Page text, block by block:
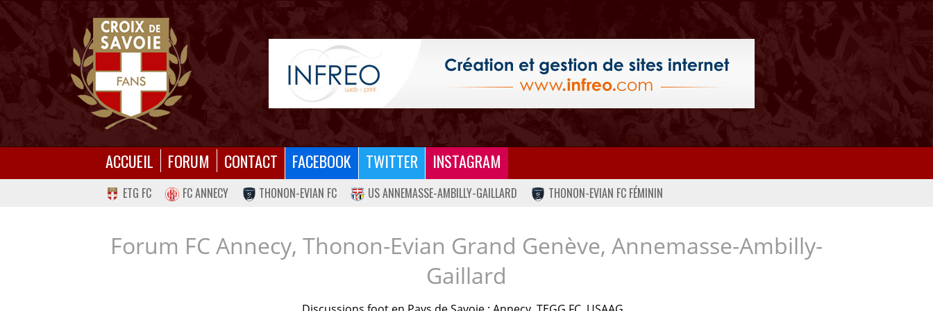
ACCUEIL FORUM CONTACT FACEBOOK TWITTER INSTAGRAM
ETG FC FC ANNECY THONON-EVIAN FC US ANNEMASSE-AMBILLY-GAILLARD THONON-EVIAN FC FÉMININ
Forum FC Annecy, Thonon-Evian Grand Genève, Annemasse-Ambilly-
Gaillard